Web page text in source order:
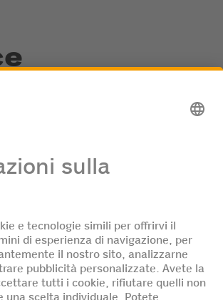
di lavoro
lavoro